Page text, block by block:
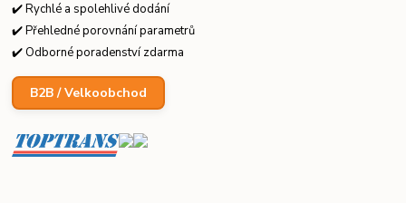
✔️ Rychlé a spolehlivé dodání
✔️ Přehledné porovnání parametrů
✔️ Odborné poradenství zdarma
B2B / Velkoobchod